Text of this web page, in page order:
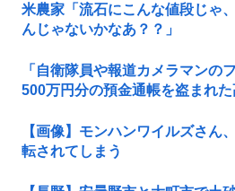
米農家「流石にこんな値段じゃ
んじゃないかなあ？？」
「自衛隊員や報道カメラマンの
500万円分の預金通帳を盗まれ
【画像】モンハンワイルズさん
転されてしまう